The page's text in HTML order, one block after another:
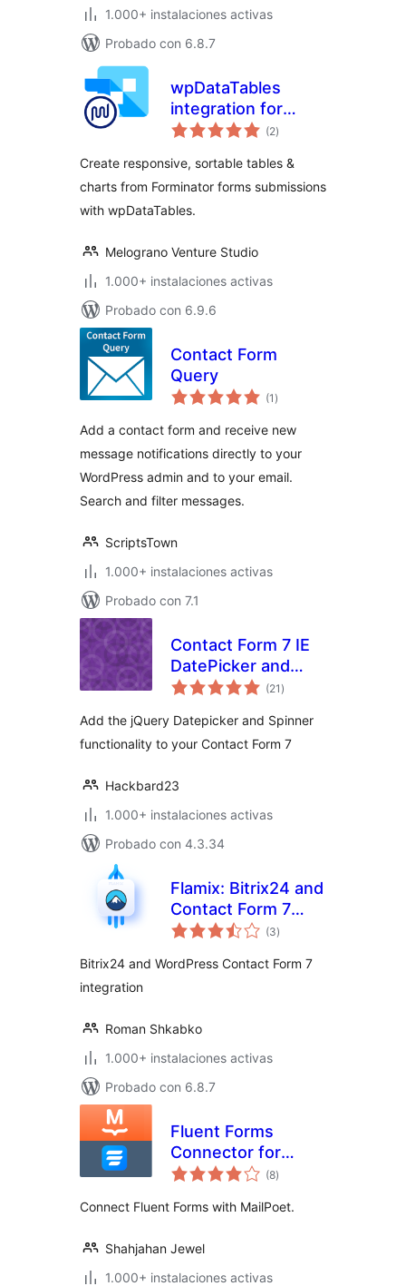
1.000+ instalaciones activas
Probado con 6.8.7
wpDataTables
integration for
Forminator Forms
(2valoraciones
en
)
Create responsive, sortable tables &
charts from Forminator forms submissions
with wpDataTables.
Melograno Venture Studio
1.000+ instalaciones activas
Probado con 6.9.6
Contact Form
Query
(1 valoraciones
en
)
Add a contact form and receive new
message notifications directly to your
WordPress admin and to your email.
Search and filter messages.
ScriptsTown
1.000+ instalaciones activas
Probado con 7.1
Contact Form 7 IE
DatePicker and
Number Spinner Fix
(21 valoraciones
en
)
Add the jQuery Datepicker and Spinner
functionality to your Contact Form 7
Hackbard23
1.000+ instalaciones activas
Probado con 4.3.34
Flamix: Bitrix24 and
Contact Form 7
integrations (3valoraciones
en
)
Bitrix24 and WordPress Contact Form 7
integration
Roman Shkabko
1.000+ instalaciones activas
Probado con 6.8.7
Fluent Forms
Connector for
MailPoet
(8valoraciones
en
)
Connect Fluent Forms with MailPoet.
Shahjahan Jewel
1.000+ instalaciones activas